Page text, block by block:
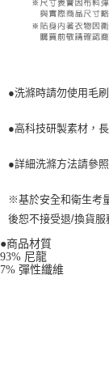
●洗滌時請勿使用毛
●高科技研製素材，
●詳細洗滌方法請參
※基於安全和衛生考
後恕不接受退/換貨
●商品材質
93% 尼龍
7% 彈性纖維